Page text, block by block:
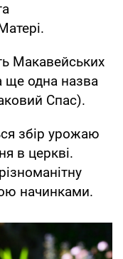
Макавейських
ще одна назва
Спас).
збір урожаю
в церкві.
начинками.